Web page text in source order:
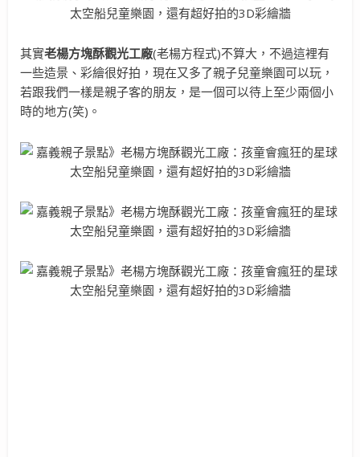
其實老楊方塊酥觀光工廠(老楊方程式)不算大，不過這裡有
一些造景、彩繪很好拍，現在又多了親子兒童樂園可以玩，
若跟我們一樣是親子客的朋友，是一個可以待上至少兩個小
時的地方(笑)。